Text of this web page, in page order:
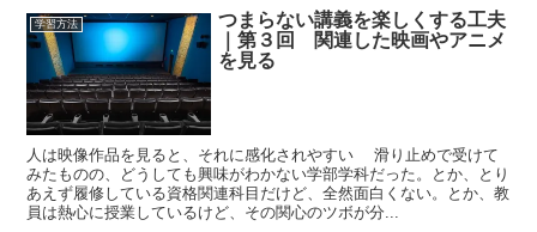
学習方法
つまらない講義を楽しくする工夫
｜第３回 関連した映画やアニメ
を見る
人は映像作品を見ると、それに感化されやすい 滑り止めで受けて
みたものの、どうしても興味がわかない学部学科だった。とか、とり
あえず履修している資格関連科目だけど、全然面白くない。とか、教
員は熱心に授業しているけど、その関心のツボが分...